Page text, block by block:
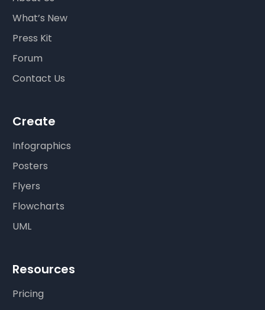
What’s New
Press Kit
Forum
Contact Us
Create
Infographics
Posters
Flyers
Flowcharts
UML
Resources
Pricing